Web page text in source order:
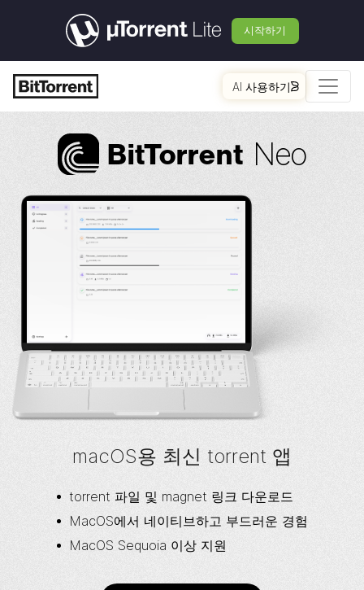
시작하기
AI 사용하기
BitTorrent Neo
macOS용 최신 torrent 앱
torrent 파일 및 magnet 링크 다운로드
MacOS에서 네이티브하고 부드러운 경험
MacOS Sequoia 이상 지원